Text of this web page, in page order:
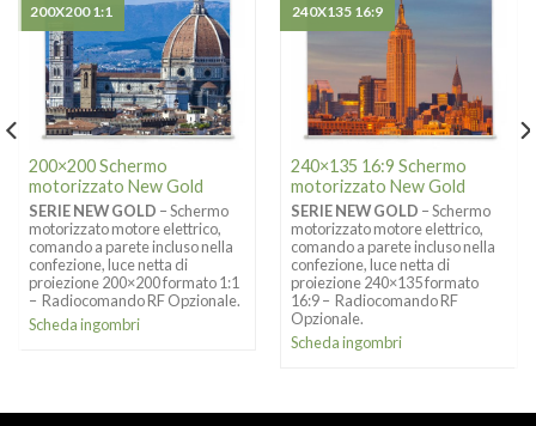
200×200 Schermo
motorizzato New Gold
SERIE NEW GOLD – Schermo
motorizzato motore elettrico,
comando a parete incluso nella
confezione, luce netta di
proiezione 200×200 formato 1:1
– Radiocomando RF Opzionale.
Scheda ingombri
200X200 1:1
240×135 16:9 Schermo
motorizzato New Gold
SERIE NEW GOLD – Schermo
motorizzato motore elettrico,
comando a parete incluso nella
confezione, luce netta di
proiezione 240×135 formato
16:9 – Radiocomando RF
Opzionale.
Scheda ingombri
240X135 16:9